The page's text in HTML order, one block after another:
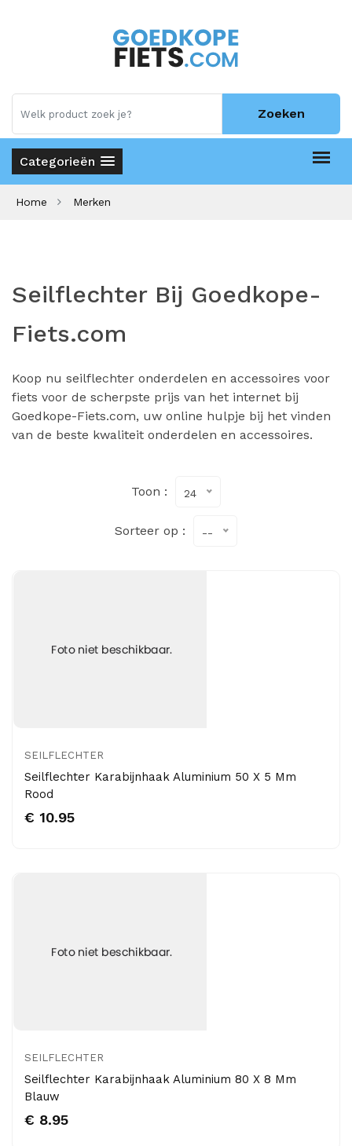
Zoeken
Categorieën
Home Merken
Seilflechter Bij Goedkope-
Fiets.com
Koop nu seilflechter onderdelen en accessoires voor
fiets voor de scherpste prijs van het internet bij
Goedkope-Fiets.com, uw online hulpje bij het vinden
van de beste kwaliteit onderdelen en accessoires.
Toon : 24
Sorteer op : --
SEILFLECHTER
Seilflechter Karabijnhaak Aluminium 50 X 5 Mm
Rood
€ 10.95
SEILFLECHTER
Seilflechter Karabijnhaak Aluminium 80 X 8 Mm
Blauw
€ 8.95